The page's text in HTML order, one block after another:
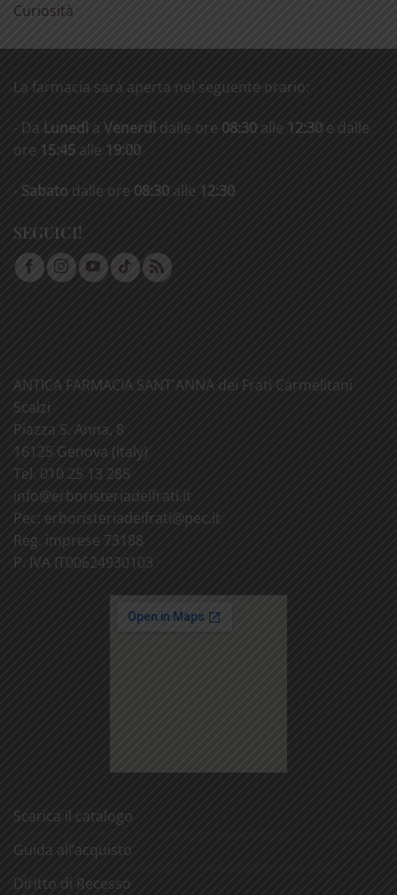
Curiosità
La farmacia sarà aperta nel seguente orario:
- Da Lunedì a Venerdì dalle ore 08:30 alle 12:30 e dalle
ore 15:45 alle 19:00
- Sabato dalle ore 08:30 alle 12:30
SEGUICI!
ANTICA FARMACIA SANT'ANNA dei Frati Carmelitani
Scalzi
Piazza S. Anna, 8
16125 Genova (Italy)
Tel. 010 25 13 285
info@erboristeriadeifrati.it
Pec: erboristeriadeifrati@pec.it
Reg. imprese 73188
P. IVA IT00624930103
Scarica il catalogo
Guida all’acquisto
Diritto di Recesso